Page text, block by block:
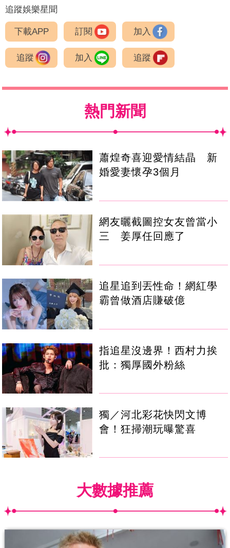
追蹤娛樂星聞
下載APP 訂閱 加入
追蹤 加入 追蹤
熱門新聞
蕭煌奇喜迎愛情結晶 新
婚愛妻懷孕3個月
網友曬截圖控女友曾當小
三 姜厚任回應了
追星追到丟性命！網紅學
霸曾做酒店賺破億
指追星沒邊界！西村力挨
批：獨厚國外粉絲
獨／河北彩花快閃文博
會！狂掃潮玩曝驚喜
大數據推薦